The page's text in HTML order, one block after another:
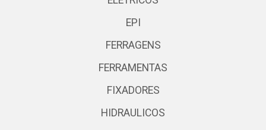
EPI
FERRAGENS
FERRAMENTAS
FIXADORES
HIDRAULICOS